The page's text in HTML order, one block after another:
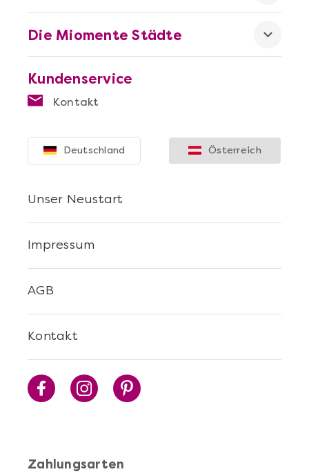
Mehr anzeigen
Die beste Pizza@Home
Kundenservice
Kontakt
Die Miomente Städte
Zahlungsarten
Kontakt
AGB
Impressum
Unser Neustart
Deutschland Österreich